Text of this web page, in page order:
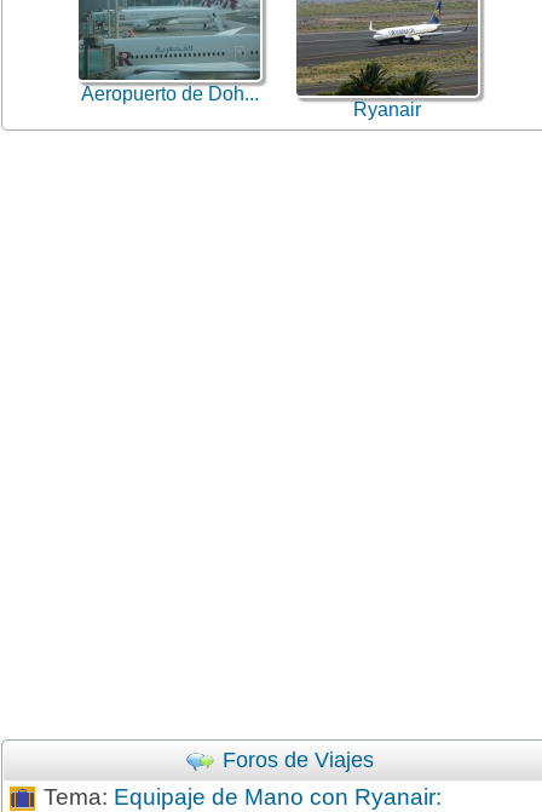
Aeropuerto de Doh...
Ryanair
Foros de Viajes
Tema: Equipaje de Mano con Ryanair: